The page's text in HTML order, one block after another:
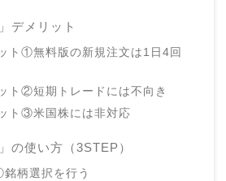
デメリット
ト①無料版の新規注文は1日4回
ト②短期トレードには不向き
ト③米国株には非対応
の使い方（3STEP）
柄選択を行う